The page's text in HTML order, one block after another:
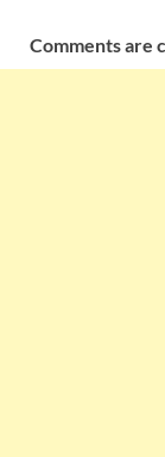
Comments are